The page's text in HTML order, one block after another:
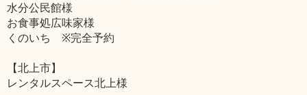
水分公民館様
お食事処広味家様
くのいち ※完全予約
【北上市】
レンタルスペース北上様